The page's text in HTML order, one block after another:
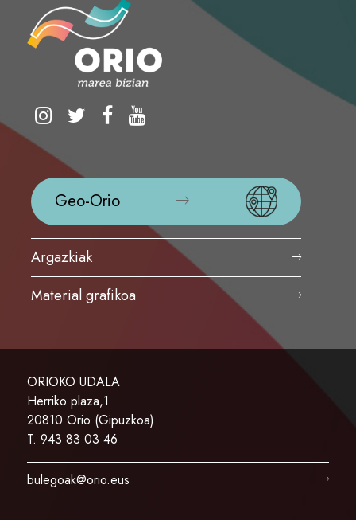
Geo-Orio
Argazkiak
Material grafikoa
ORIOKO UDALA
Herriko plaza,1
20810 Orio (Gipuzkoa)
T. 943 83 03 46
bulegoak@orio.eus